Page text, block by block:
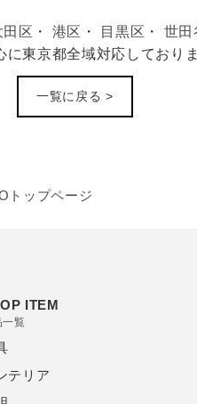
田区 ・ 港区 ・ 目黒区 ・ 世田
に東京都全域対応しておりま
一覧に戻る >
トップページ
ITEM
一覧
テリア